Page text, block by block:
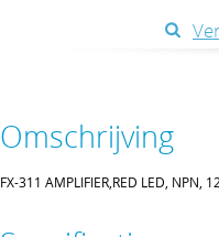
Omschrijving
FX-311 AMPLIFIER,RED LED, NPN,